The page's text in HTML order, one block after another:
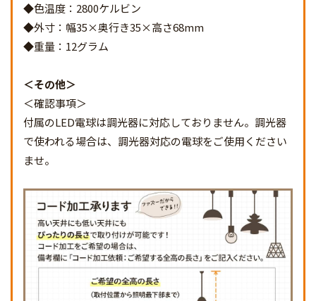
◆色温度：2800ケルビン
◆外寸：幅35×奥行き35×高さ68mm
◆重量：12グラム
その他
＜確認事項＞
付属のLED電球は調光器に対応しておりません。調光器
で使われる場合は、調光器対応の電球をご使用ください
ませ。